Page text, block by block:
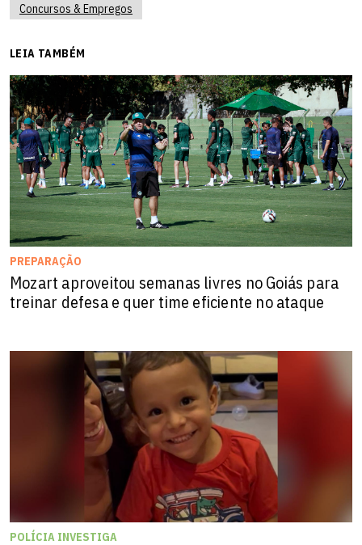
Concursos & Empregos
LEIA TAMBÉM
PREPARAÇÃO
Mozart aproveitou semanas livres no Goiás para
treinar defesa e quer time eficiente no ataque
POLÍCIA INVESTIGA